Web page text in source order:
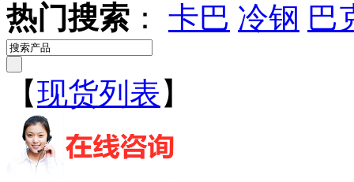
热门搜索 ： 卡巴 冷钢 巴
【现货列表 】